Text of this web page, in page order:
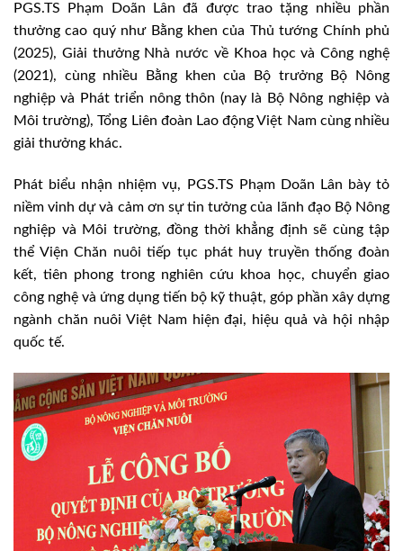
PGS.TS Phạm Doãn Lân đã được trao tặng nhiều phần
thưởng cao quý như Bằng khen của Thủ tướng Chính phủ
(2025), Giải thưởng Nhà nước về Khoa học và Công nghệ
(2021), cùng nhiều Bằng khen của Bộ trưởng Bộ Nông
nghiệp và Phát triển nông thôn (nay là Bộ Nông nghiệp và
Môi trường), Tổng Liên đoàn Lao động Việt Nam cùng nhiều
giải thưởng khác.
Phát biểu nhận nhiệm vụ, PGS.TS Phạm Doãn Lân bày tỏ
niềm vinh dự và cảm ơn sự tin tưởng của lãnh đạo Bộ Nông
nghiệp và Môi trường, đồng thời khẳng định sẽ cùng tập
thể Viện Chăn nuôi tiếp tục phát huy truyền thống đoàn
kết, tiên phong trong nghiên cứu khoa học, chuyển giao
công nghệ và ứng dụng tiến bộ kỹ thuật, góp phần xây dựng
ngành chăn nuôi Việt Nam hiện đại, hiệu quả và hội nhập
quốc tế.